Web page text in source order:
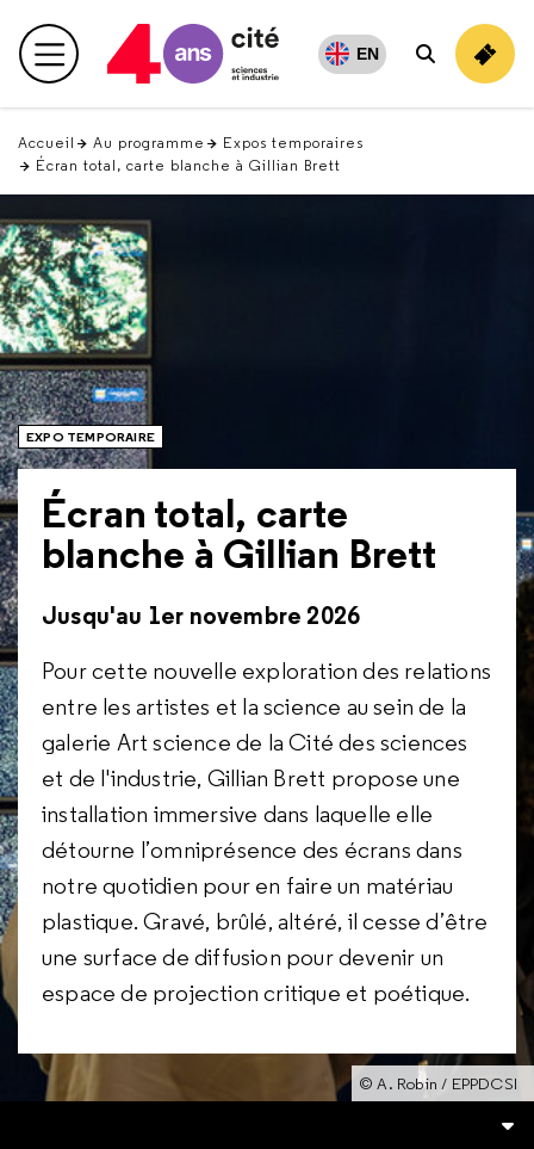
en
haut Menu principal EN Rechercher
Accueil Au programme
Expos temporaires
Écran total, carte blanche à Gillian Brett
EXPO TEMPORAIRE
Écran total, carte
blanche à Gillian Brett
Jusqu'au 1er novembre 2026
Pour cette nouvelle exploration des relations
entre les artistes et la science au sein de la
galerie Art science de la Cité des sciences
et de l'industrie, Gillian Brett propose une
installation immersive dans laquelle elle
détourne l’omniprésence des écrans dans
notre quotidien pour en faire un matériau
plastique. Gravé, brûlé, altéré, il cesse d’être
une surface de diffusion pour devenir un
espace de projection critique et poétique.
© A. Robin / EPPDCSI